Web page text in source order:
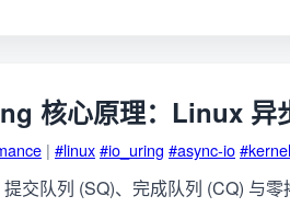
核心原理：Linux 异
| #linux#io_uring #async-io#kernel
交队列 (SQ)、完成队列 (CQ) 与